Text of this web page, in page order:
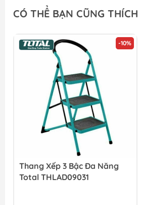
CÓ THỂ BẠN CŨNG THÍCH
-10%
Thang Xếp 3 Bậc Đa Năng
Total THLAD09031